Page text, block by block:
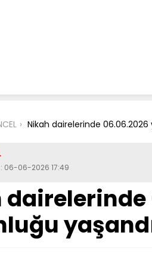
Nikah dairelerinde 06.06.2026
06-06-2026 17:49
dairelerinde